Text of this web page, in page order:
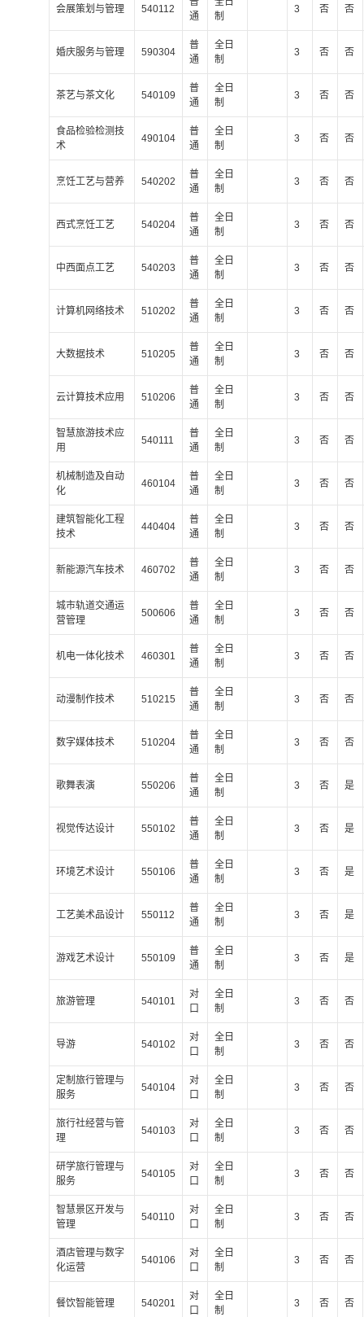
会展策划与管理 540112
通
制
3 否 否
婚庆服务与管理 590304
普
通
全日
制
3 否 否
茶艺与茶文化 540109
普
通
全日
制
3 否 否
食品检验检测技
术
490104
普
通
全日
制
3 否 否
烹饪工艺与营养 540202
普
通
全日
制
3 否 否
西式烹饪工艺 540204
普
通
全日
制
3 否 否
中西面点工艺 540203
普
通
全日
制
3 否 否
计算机网络技术 510202
普
通
全日
制
3 否 否
大数据技术 510205
普
通
全日
制
3 否 否
云计算技术应用 510206
普
通
全日
制
3 否 否
智慧旅游技术应
用
540111
普
通
全日
制
3 否 否
机械制造及自动
化
460104
普
通
全日
制
3 否 否
建筑智能化工程
技术
440404
普
通
全日
制
3 否 否
新能源汽车技术 460702
普
通
全日
制
3 否 否
城市轨道交通运
营管理
500606
普
通
全日
制
3 否 否
机电一体化技术 460301
普
通
全日
制
3 否 否
动漫制作技术 510215
普
通
全日
制
3 否 否
数字媒体技术 510204
普
通
全日
制
3 否 否
歌舞表演 550206
普
通
全日
制
3 否 是
视觉传达设计 550102
普
通
全日
制
3 否 是
环境艺术设计 550106
普
通
全日
制
3 否 是
工艺美术品设计 550112
普
通
全日
制
3 否 是
游戏艺术设计 550109
普
通
全日
制
3 否 是
旅游管理 540101
对
口
全日
制
3 否 否
导游 540102
对
口
全日
制
3 否 否
定制旅行管理与
服务
540104
对
口
全日
制
3 否 否
旅行社经营与管
理
540103
对
口
全日
制
3 否 否
研学旅行管理与
服务
540105
对
口
全日
制
3 否 否
智慧景区开发与
管理
540110
对
口
全日
制
3 否 否
酒店管理与数字
化运营
540106
对
口
全日
制
3 否 否
餐饮智能管理 540201
对
口
全日
制
3 否 否